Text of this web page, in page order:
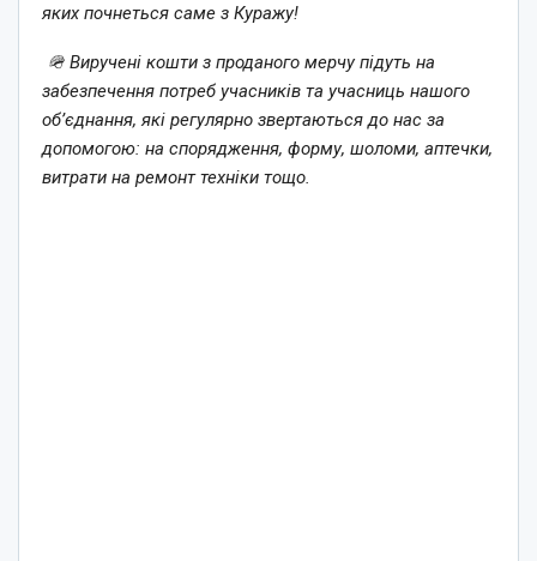
яких почнеться саме з Куражу!
🪖 Виручені кошти з проданого мерчу підуть на
забезпечення потреб учасників та учасниць нашого
обʼєднання, які регулярно звертаються до нас за
допомогою: на спорядження, форму, шоломи, аптечки,
витрати на ремонт техніки тощо.